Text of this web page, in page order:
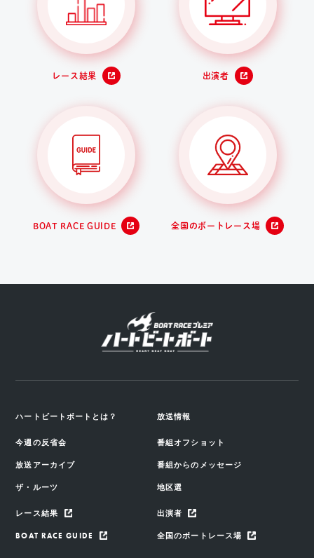
レース結果 出演者
BOAT RACE GUIDE 全国のボートレース場
ハートビートボートとは？ 放送情報
今週の反省会 番組オフショット
放送アーカイブ 番組からのメッセージ
ザ・ルーツ 地区選
レース結果 出演者
BOAT RACE GUIDE 全国のボートレース場